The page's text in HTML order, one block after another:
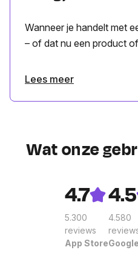
Wanneer je handelt met
– of dat nu een product
Lees meer
Wat onze
4.7
5.300
reviews
App Store
4.5
4.580